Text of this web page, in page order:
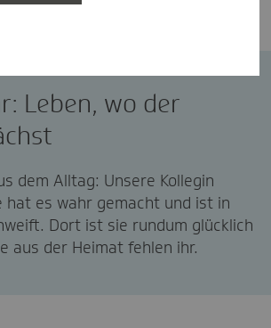
Leben, wo der
dem Alltag: Unsere Kollegin
hat es wahr gemacht und ist in
Dort ist sie rundum glücklich
aus der Heimat fehlen ihr.